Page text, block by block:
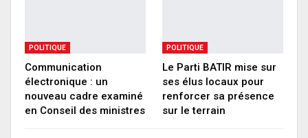
POLITIQUE
Communication
électronique : un
nouveau cadre examiné
en Conseil des ministres
POLITIQUE
Le Parti BATIR mise sur
ses élus locaux pour
renforcer sa présence
sur le terrain